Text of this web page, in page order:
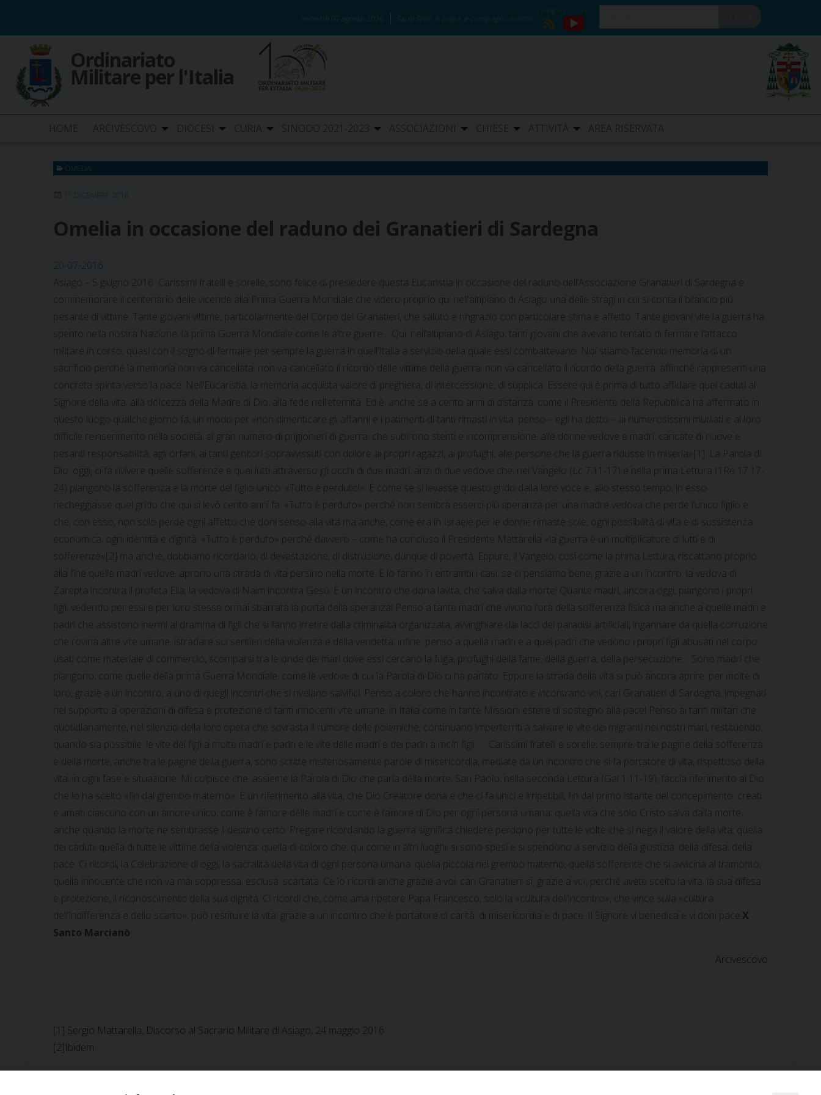
content
venerdì 07 agosto 2026 Santi Sisto II, papa, e compagni, martiri
RSS
YouTube
Ordinariato
Militare per l'Italia
HOME ARCIVESCOVO DIOCESI CURIA SINODO 2021-2023 ASSOCIAZIONI CHIESE ATTIVITÀ AREA RISERVATA
OMELIA
11 DICEMBRE 2018
Omelia in occasione del raduno dei Granatieri di Sardegna
20-07-2016
Asiago – 5 giugno 2016 Carissimi fratelli e sorelle, sono felice di presiedere questa Eucaristia in occasione del raduno dell’Associazione Granatieri di Sardegna e
commemorare il centenario delle vicende alla Prima Guerra Mondiale che videro proprio qui nell’altipiano di Asiago una delle stragi in cui si conta il bilancio più
pesante di vittime. Tante giovani vittime, particolarmente del Corpo dei Granatieri, che saluto e ringrazio con particolare stima e affetto. Tante giovani vite la guerra ha
spento nella nostra Nazione: la prima Guerra Mondiale come le altre guerre… Qui, nell’altipiano di Asiago, tanti giovani che avevano tentato di fermare l’attacco
militare in corso, quasi con il sogno di fermare per sempre la guerra in quell’Italia a servizio della quale essi combattevano. Noi stiamo facendo memoria di un
sacrificio perché la memoria non va cancellata: non va cancellato il ricordo delle vittime della guerra; non va cancellato il ricordo della guerra, affinché rappresenti una
concreta spinta verso la pace. Nell’Eucaristia, la memoria acquista valore di preghiera, di intercessione, di supplica. Essere qui è prima di tutto affidare quei caduti al
Signore della vita, alla dolcezza della Madre di Dio, alla fede nell’eternità. Ed è, anche se a cento anni di distanza, come il Presidente della Repubblica ha affermato in
questo luogo qualche giorno fa, un modo per «non dimenticare gli affanni e i patimenti di tanti rimasti in vita: penso – egli ha detto – ai numerosissimi mutilati e al loro
difficile reinserimento nella società, al gran numero di prigionieri di guerra, che subirono stenti e incomprensione, alle donne vedove e madri, caricate di nuove e
pesanti responsabilità, agli orfani, ai tanti genitori sopravvissuti con dolore ai propri ragazzi, ai profughi, alle persone che la guerra ridusse in miseria»[1]. La Parola di
Dio, oggi, ci fa rivivere quelle sofferenze e quei lutti attraverso gli occhi di due madri, anzi di due vedove che, nel Vangelo (Lc 7,11-17) e nella prima Lettura (1Re 17,17-
24) piangono la sofferenza e la morte del figlio unico. «Tutto è perduto!». È come se si levasse questo grido dalla loro voce e, allo stesso tempo, in esso
riecheggiasse quel grido che qui si levò cento anni fa. «Tutto è perduto» perché non sembra esserci più speranza per una madre vedova che perde l’unico figlio e
che, con esso, non solo perde ogni affetto che doni senso alla vita ma anche, come era in Israele per le donne rimaste sole, ogni possibilità di vita e di sussistenza
economica, ogni identità e dignità. «Tutto è perduto» perché davvero – come ha concluso il Presidente Mattarella «la guerra è un moltiplicatore di lutti e di
sofferenze»[2] ma anche, dobbiamo ricordarlo, di devastazione, di distruzione, dunque di povertà. Eppure, il Vangelo, così come la prima Lettura, riscattano proprio
alla fine quelle madri vedove, aprono una strada di vita persino nella morte. E lo fanno in entrambi i casi, se ci pensiamo bene, grazie a un incontro: la vedova di
Zarepta incontra il profeta Elia; la vedova di Naim incontra Gesù. È un incontro che dona lavita, che salva dalla morte! Quante madri, ancora oggi, piangono i propri
figli, vedendo per essi e per loro stesse ormai sbarrata la porta della speranza! Penso a tante madri che vivono l’ora della sofferenza fisica ma anche a quelle madri e
padri che assistono inermi al dramma di figli che si fanno irretire dalla criminalità organizzata, avvinghiare dai lacci dei paradisi artificiali, ingannare da quella corruzione
che rovina altre vite umane, istradare sui sentieri della violenza e della vendetta; infine, penso a quella madri e a quei padri che vedono i propri figli abusati nel corpo,
usati come materiale di commercio, scomparsi tra le onde dei mari dove essi cercano la fuga, profughi della fame, della guerra, della persecuzione… Sono madri che
piangono, come quelle della prima Guerra Mondiale, come le vedove di cui la Parola di Dio ci ha parlato. Eppure la strada della vita si può ancora aprire, per molte di
loro, grazie a un incontro, a uno di quegli incontri che si rivelano salvifici. Penso a coloro che hanno incontrato e incontrano voi, cari Granatieri di Sardegna, impegnati
nel supporto a operazioni di difesa e protezione di tanti innocenti vite umane, in Italia come in tante Missioni estere di sostegno alla pace! Penso ai tanti militari che
quotidianamente, nel silenzio della loro opera che sovrasta il rumore delle polemiche, continuano imperterriti a salvare le vite dei migranti nei nostri mari, restituendo,
quando sia possibile, le vite dei figli a molte madri e padri e le vite delle madri e dei padri a molti figli… Carissimi fratelli e sorelle, sempre, tra le pagine della sofferenza
e della morte, anche tra le pagine della guerra, sono scritte misteriosamente parole di misericordia, mediate da un incontro che si fa portatore di vita, rispettoso della
vita, in ogni fase e situazione. Mi colpisce che, assieme la Parola di Dio che parla della morte, San Paolo, nella seconda Lettura (Gal 1,11-19), faccia riferimento al Dio
che lo ha scelto «fin dal grembo materno». È un riferimento alla vita, che Dio Creatore dona e che ci fa unici e irripetibili, fin dal primo istante del concepimento: creati
e amati ciascuno con un amore unico, come è l’amore delle madri e come è l’amore di Dio per ogni persona umana; quella vita che solo Cristo salva dalla morte,
anche quando la morte ne sembrasse il destino certo. Pregare ricordando la guerra significa chiedere perdono per tutte le volte che si nega il valore della vita: quella
dei caduti, quella di tutte le vittime della violenza; quella di coloro che, qui come in altri luoghi, si sono spesi e si spendono a servizio della giustizia, della difesa, della
pace. Ci ricordi, la Celebrazione di oggi, la sacralità della vita di ogni persona umana: quella piccola nel grembo materno, quella sofferente che si avvicina al tramonto,
quella innocente che non va mai soppressa, esclusa, scartata. Ce lo ricordi anche grazie a voi, cari Granatieri: sì, grazie a voi, perché avete scelto la vita, la sua difesa
e protezione, il riconoscimento della sua dignità. Ci ricordi che, come ama ripetere Papa Francesco, solo la «cultura dell’incontro», che vince sulla «cultura
dell’indifferenza e dello scarto», può restituire la vita: grazie a un incontro che è portatore di carità, di misericordia e di pace. Il Signore vi benedica e vi doni pace. X
Santo Marcianò
Arcivescovo
[1] Sergio Mattarella, Discorso al Sacrario Militare di Asiago, 24 maggio 2016
[2]Ibidem